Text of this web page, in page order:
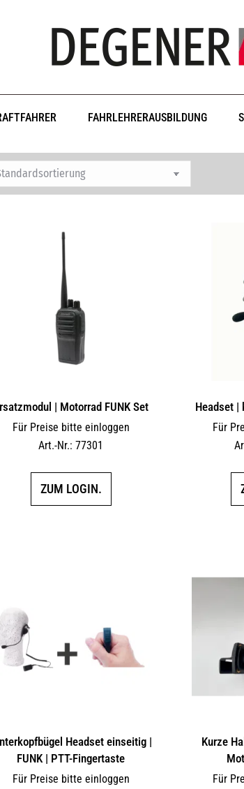
FAHRLEHRERAUSBILDUNG
| Motorrad FUNK Set
Für Preise bitte einloggen
Art.-Nr.: 77301
ZUM LOGIN.
Headset |
Für
Headset einseitig |
FUNK | PTT-Fingertaste
Für Preise bitte einloggen
Kurze
Für